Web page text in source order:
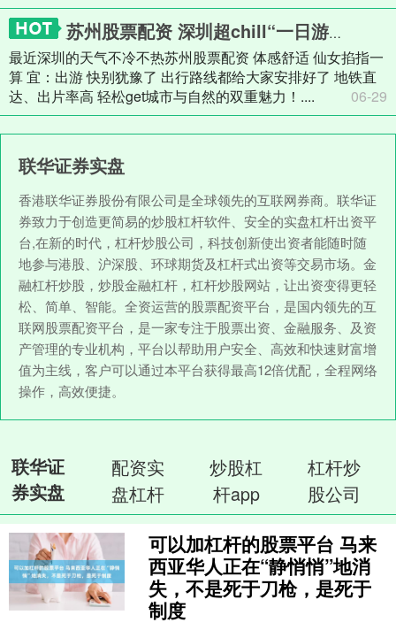
苏州股票配资 深圳超chill“一日游”路线来了！地铁直达，出片率高！
最近深圳的天气不冷不热苏州股票配资 体感舒适 仙女掐指一
算 宜：出游 快别犹豫了 出行路线都给大家安排好了 地铁直
达、出片率高 轻松get城市与自然的双重魅力！....
06-29
联华证券实盘
香港联华证券股份有限公司是全球领先的互联网券商。联华证
券致力于创造更简易的炒股杠杆软件、安全的实盘杠杆出资平
台,在新的时代，杠杆炒股公司，科技创新使出资者能随时随
地参与港股、沪深股、环球期货及杠杆式出资等交易市场。金
融杠杆炒股，炒股金融杠杆，杠杆炒股网站，让出资变得更轻
松、简单、智能。全资运营的股票配资平台，是国内领先的互
联网股票配资平台，是一家专注于股票出资、金融服务、及资
产管理的专业机构，平台以帮助用户安全、高效和快速财富增
值为主线，客户可以通过本平台获得最高12倍优配，全程网络
操作，高效便捷。
联华证
券实盘
配资实
盘杠杆
炒股杠
杆app
杠杆炒
股公司
可以加杠杆的股票平台 马来
西亚华人正在“静悄悄”地消
失，不是死于刀枪，是死于
制度